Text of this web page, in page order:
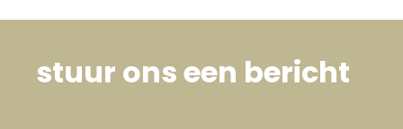
stuur ons een bericht